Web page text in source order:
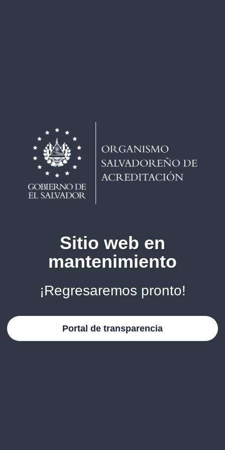
Sitio web en
mantenimiento
¡Regresaremos pronto!
Portal de transparencia